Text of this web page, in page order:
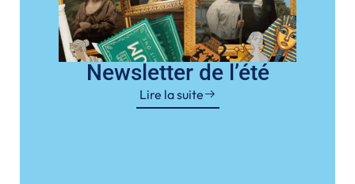
Newsletter de l’été
Lire la suite